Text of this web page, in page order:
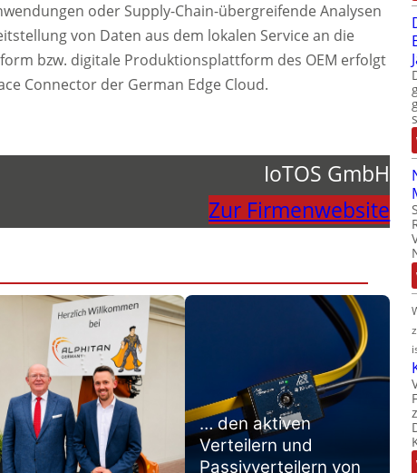
oder Supply-Chain-übergreifende Analysen
von Daten aus dem lokalen Service an die
bzw. digitale Produktionsplattform des OEM erfolgt
Connector der German Edge Cloud.
IoTOS GmbH
Zur Firmenwebsite
… den aktiven
Verteilern und
Passivverteilern von